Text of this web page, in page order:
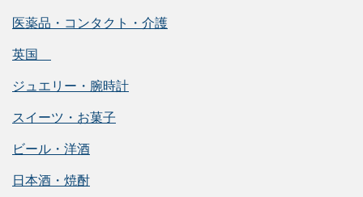
医薬品・コンタクト・介護
英国
ジュエリー・腕時計
スイーツ・お菓子
ビール・洋酒
日本酒・焼酎